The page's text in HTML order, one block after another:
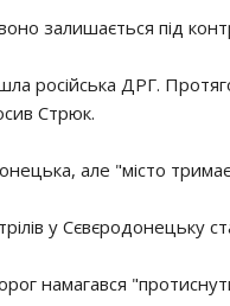
залишається під
російська ДРГ.
Стрюк.
але "місто
у Сєвєродонецьку
намагався